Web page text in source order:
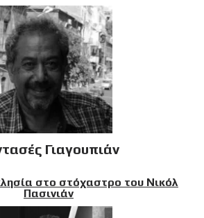
Γιαγουπιάν
στο στόχαστρο του Νικόλ
Πασινιάν